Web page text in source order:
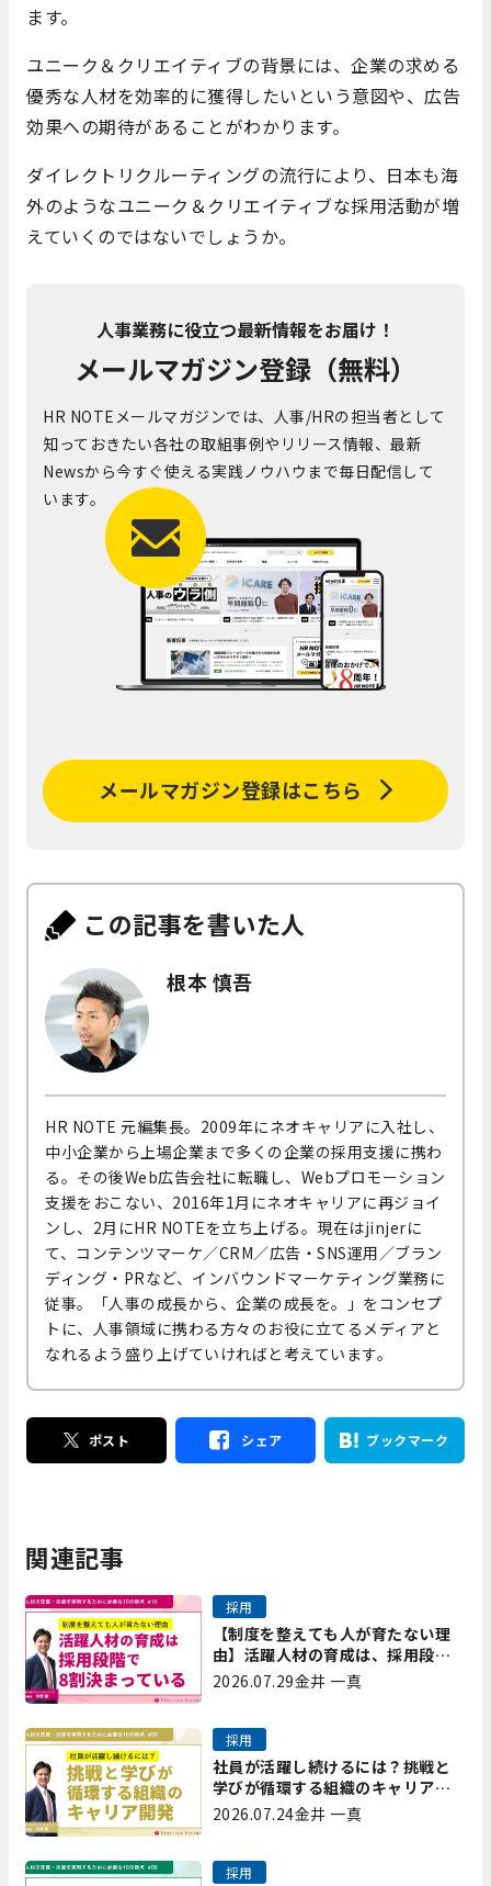
ます。
ユニーク＆クリエイティブの背景には、企業の求める
優秀な人材を効率的に獲得したいという意図や、広告
効果への期待があることがわかります。
ダイレクトリクルーティングの流行により、日本も海
外のようなユニーク＆クリエイティブな採用活動が増
えていくのではないでしょうか。
人事業務に役立つ最新情報をお届け！
メールマガジン登録（無料）
HR NOTEメールマガジンでは、人事/HRの担当者として
知っておきたい各社の取組事例やリリース情報、最新
Newsから今すぐ使える実践ノウハウまで毎日配信して
います。
メールマガジン登録はこちら
この記事を書いた人
根本 慎吾
HR NOTE 元編集長。2009年にネオキャリアに入社し、
中小企業から上場企業まで多くの企業の採用支援に携わ
る。その後Web広告会社に転職し、Webプロモーション
支援をおこない、2016年1月にネオキャリアに再ジョイ
ンし、2月にHR NOTEを立ち上げる。現在はjinjerに
て、コンテンツマーケ／CRM／広告・SNS運用／ブラン
ディング・PRなど、インバウンドマーケティング業務に
従事。「人事の成長から、企業の成長を。」をコンセプ
トに、人事領域に携わる方々のお役に立てるメディアと
なれるよう盛り上げていければと考えています。
ポスト シェア ブックマーク
関連記事
【制度を整えても人が育たない理
由】活躍人材の育成は、採用段階
で8割決まっている｜プレシャスパ
ートナーズ矢野
採用
2026.07.29金井 一真
社員が活躍し続けるには？挑戦と
学びが循環する組織のキャリア開
発｜プレシャスパートナーズ矢野
採用
2026.07.24金井 一真
採用